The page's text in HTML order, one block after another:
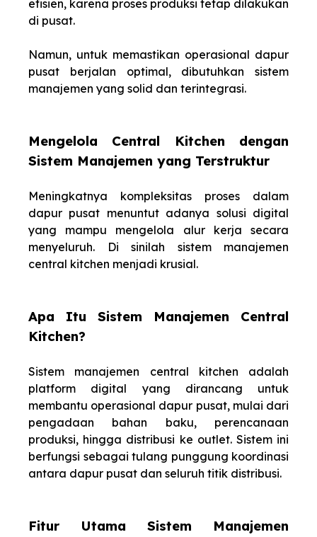
efisien, karena proses produksi tetap dilakukan
di pusat.
Namun, untuk memastikan operasional dapur
pusat berjalan optimal, dibutuhkan sistem
manajemen yang solid dan terintegrasi.
Mengelola Central Kitchen dengan
Sistem Manajemen yang Terstruktur
Meningkatnya kompleksitas proses dalam
dapur pusat menuntut adanya solusi digital
yang mampu mengelola alur kerja secara
menyeluruh. Di sinilah sistem manajemen
central kitchen menjadi krusial.
Apa Itu Sistem Manajemen Central
Kitchen?
Sistem manajemen central kitchen adalah
platform digital yang dirancang untuk
membantu operasional dapur pusat, mulai dari
pengadaan bahan baku, perencanaan
produksi, hingga distribusi ke outlet. Sistem ini
berfungsi sebagai tulang punggung koordinasi
antara dapur pusat dan seluruh titik distribusi.
Fitur Utama Sistem Manajemen